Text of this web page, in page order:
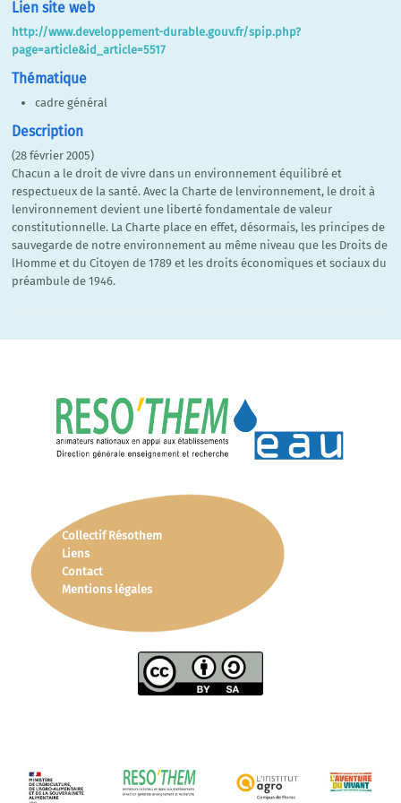
Lien site web
http://www.developpement-durable.gouv.fr/spip.php?
page=article&id_article=5517
Thématique
cadre général
Description
(28 février 2005)
Chacun a le droit de vivre dans un environnement équilibré et
respectueux de la santé. Avec la Charte de lenvironnement, le droit à
lenvironnement devient une liberté fondamentale de valeur
constitutionnelle. La Charte place en effet, désormais, les principes de
sauvegarde de notre environnement au même niveau que les Droits de
lHomme et du Citoyen de 1789 et les droits économiques et sociaux du
préambule de 1946.
Collectif Résothem
Liens
Contact
Mentions légales